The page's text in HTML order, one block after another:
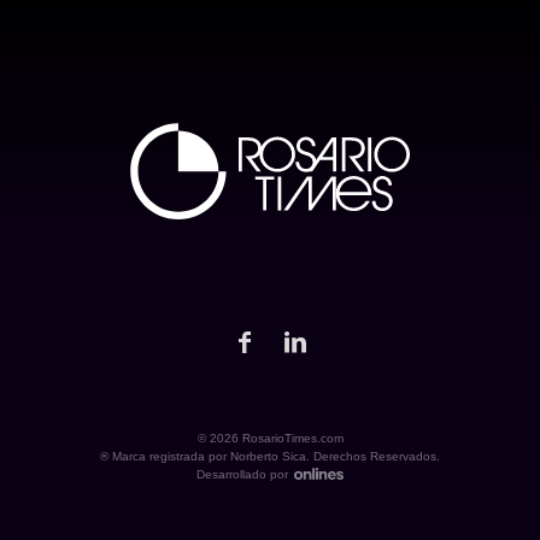
© 2026 RosarioTimes.com
® Marca registrada por Norberto Sica. Derechos Reservados.
Desarrollado por